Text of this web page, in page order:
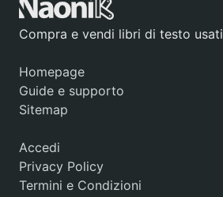
Compra e vendi libri di testo usati
Homepage
Guide e supporto
Sitemap
Accedi
Privacy Policy
Termini e Condizioni